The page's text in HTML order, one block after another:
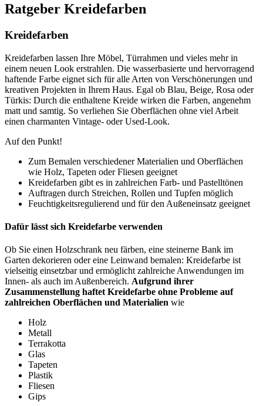
Ratgeber Kreidefarben
Kreidefarben
Kreidefarben lassen Ihre Möbel, Türrahmen und vieles mehr in
einem neuen Look erstrahlen. Die wasserbasierte und hervorragend
haftende Farbe eignet sich für alle Arten von Verschönerungen und
kreativen Projekten in Ihrem Haus. Egal ob Blau, Beige, Rosa oder
Türkis: Durch die enthaltene Kreide wirken die Farben, angenehm
matt und samtig. So verliehen Sie Oberflächen ohne viel Arbeit
einen charmanten Vintage- oder Used-Look.
Auf den Punkt!
Zum Bemalen verschiedener Materialien und Oberflächen
wie Holz, Tapeten oder Fliesen geeignet
Kreidefarben gibt es in zahlreichen Farb- und Pastelltönen
Auftragen durch Streichen, Rollen und Tupfen möglich
Feuchtigkeitsregulierend und für den Außeneinsatz geeignet
Dafür lässt sich Kreidefarbe verwenden
Ob Sie einen Holzschrank neu färben, eine steinerne Bank im
Garten dekorieren oder eine Leinwand bemalen: Kreidefarbe ist
vielseitig einsetzbar und ermöglicht zahlreiche Anwendungen im
Innen- als auch im Außenbereich. Aufgrund ihrer
Zusammenstellung haftet Kreidefarbe ohne Probleme auf
zahlreichen Oberflächen und Materialien wie
Holz
Metall
Terrakotta
Glas
Tapeten
Plastik
Fliesen
Gips